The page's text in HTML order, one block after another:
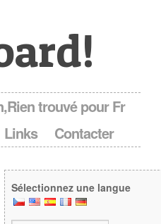
trouvé pour Fr
Links Contacter
Sélectionnez une langue